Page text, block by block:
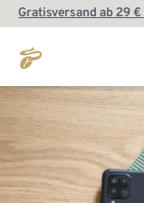
Gratisversand ab 29